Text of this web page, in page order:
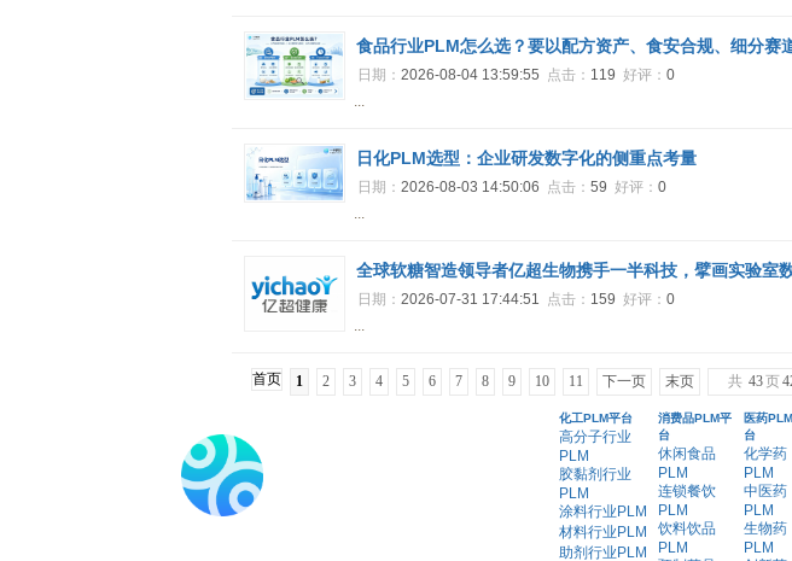
食品行业PLM怎么选？要以配方资产、食安合规、细分赛
日期： 2026-08-04 13:59:55 点击： 119 好评： 0
...
日化PLM选型：企业研发数字化的侧重点考量
日期： 2026-08-03 14:50:06 点击： 59 好评： 0
...
全球软糖智造领导者亿超生物携手一半科技，擘画实验室
日期： 2026-07-31 17:44:51 点击： 159 好评： 0
...
首页 1 2 3 4 5 6 7 8 9 10 11 下一页 末页 共 43页
化工PLM平台
高分子行业
PLM
胶黏剂行业
PLM
涂料行业PLM
材料行业PLM
助剂行业PLM
消费品PLM平
台
休闲食品
PLM
连锁餐饮
PLM
饮料饮品
PLM
医药
台
化学药
PLM
中医药
PLM
生物药
PLM